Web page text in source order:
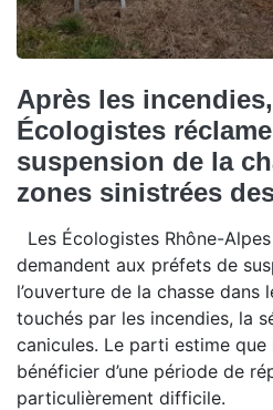
Après les
Écologistes
suspension de la
zones sinistrées
Les Écologistes Rhône-
demandent aux préfets de
l’ouverture de la chasse dans
touchés par les incendies, la
canicules. Le parti estime
bénéficier d’une période de
particulièrement difficile.